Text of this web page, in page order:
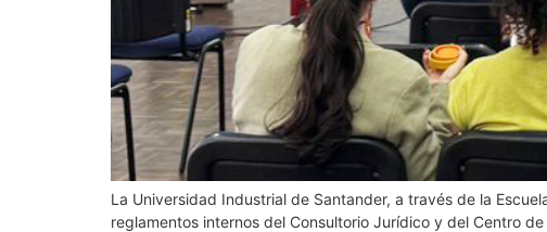
La Universidad Industrial de Santander, a través de la
reglamentos internos del Consultorio Jurídico y del Centro